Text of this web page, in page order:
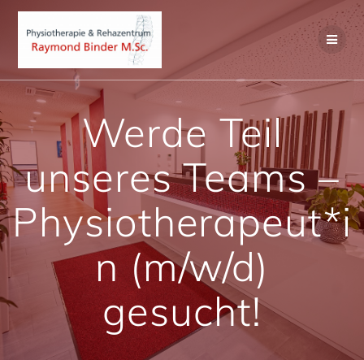
Werde Teil
unseres Teams –
Physiotherapeut*i
n (m/w/d)
gesucht!